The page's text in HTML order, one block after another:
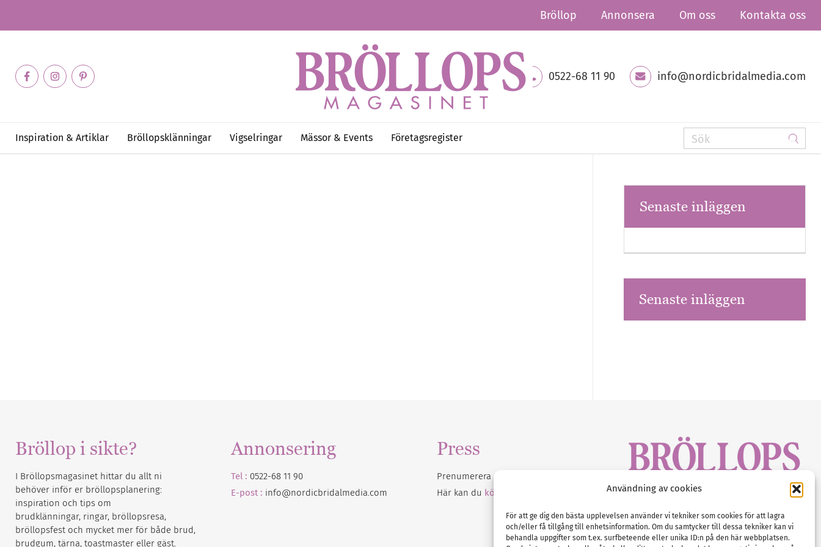
Användning av cookies
För att ge dig den bästa upplevelsen använder vi tekniker som cookies för att lagra
och/eller få tillgång till enhetsinformation. Om du samtycker till dessa tekniker kan vi
behandla uppgifter som t.ex. surfbeteende eller unika ID:n på den här webbplatsen.
Bröllop Annonsera Om oss Kontakta oss
0522-68 11 90 info@nordicbridalmedia.com
Inspiration & Artiklar Bröllopsklänningar Vigselringar Mässor & Events Företagsregister
Senaste inläggen
Senaste inläggen
Bröllop i sikte?
I Bröllopsmagasinet hittar du allt ni
behöver inför er bröllopsplanering:
inspiration och tips om
brudklänningar, ringar, bröllopsresa,
bröllopsfest och mycket mer för både brud,
brudgum, tärna, toastmaster eller gäst.
Annonsering
Tel : 0522-68 11 90
E-post : info@nordicbridalmedia.com
Press
Prenumerera på vårt
Här kan du köpa Bröllopsmagasinet
Tel :0522-68 11 90
E-post:info@nordicbridalmedia.com